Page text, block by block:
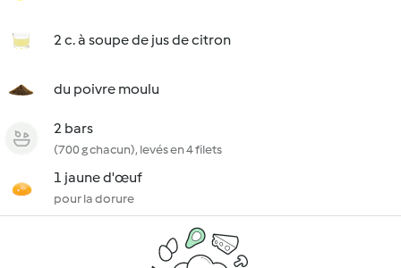
2 c. à soupe de jus de citron
du poivre moulu
2 bars
(700 g chacun), levés en 4 filets
1 jaune d'œuf
pour la dorure